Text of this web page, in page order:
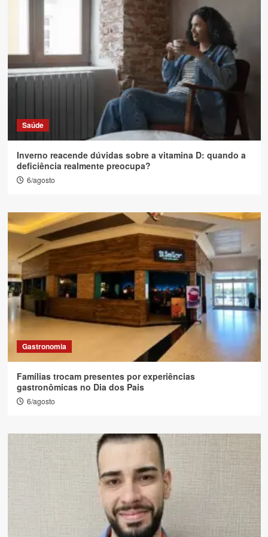
Saúde
Inverno reacende dúvidas sobre a vitamina D: quando a
deficiência realmente preocupa?
6/agosto
Gastronomia
Famílias trocam presentes por experiências
gastronômicas no Dia dos Pais
6/agosto